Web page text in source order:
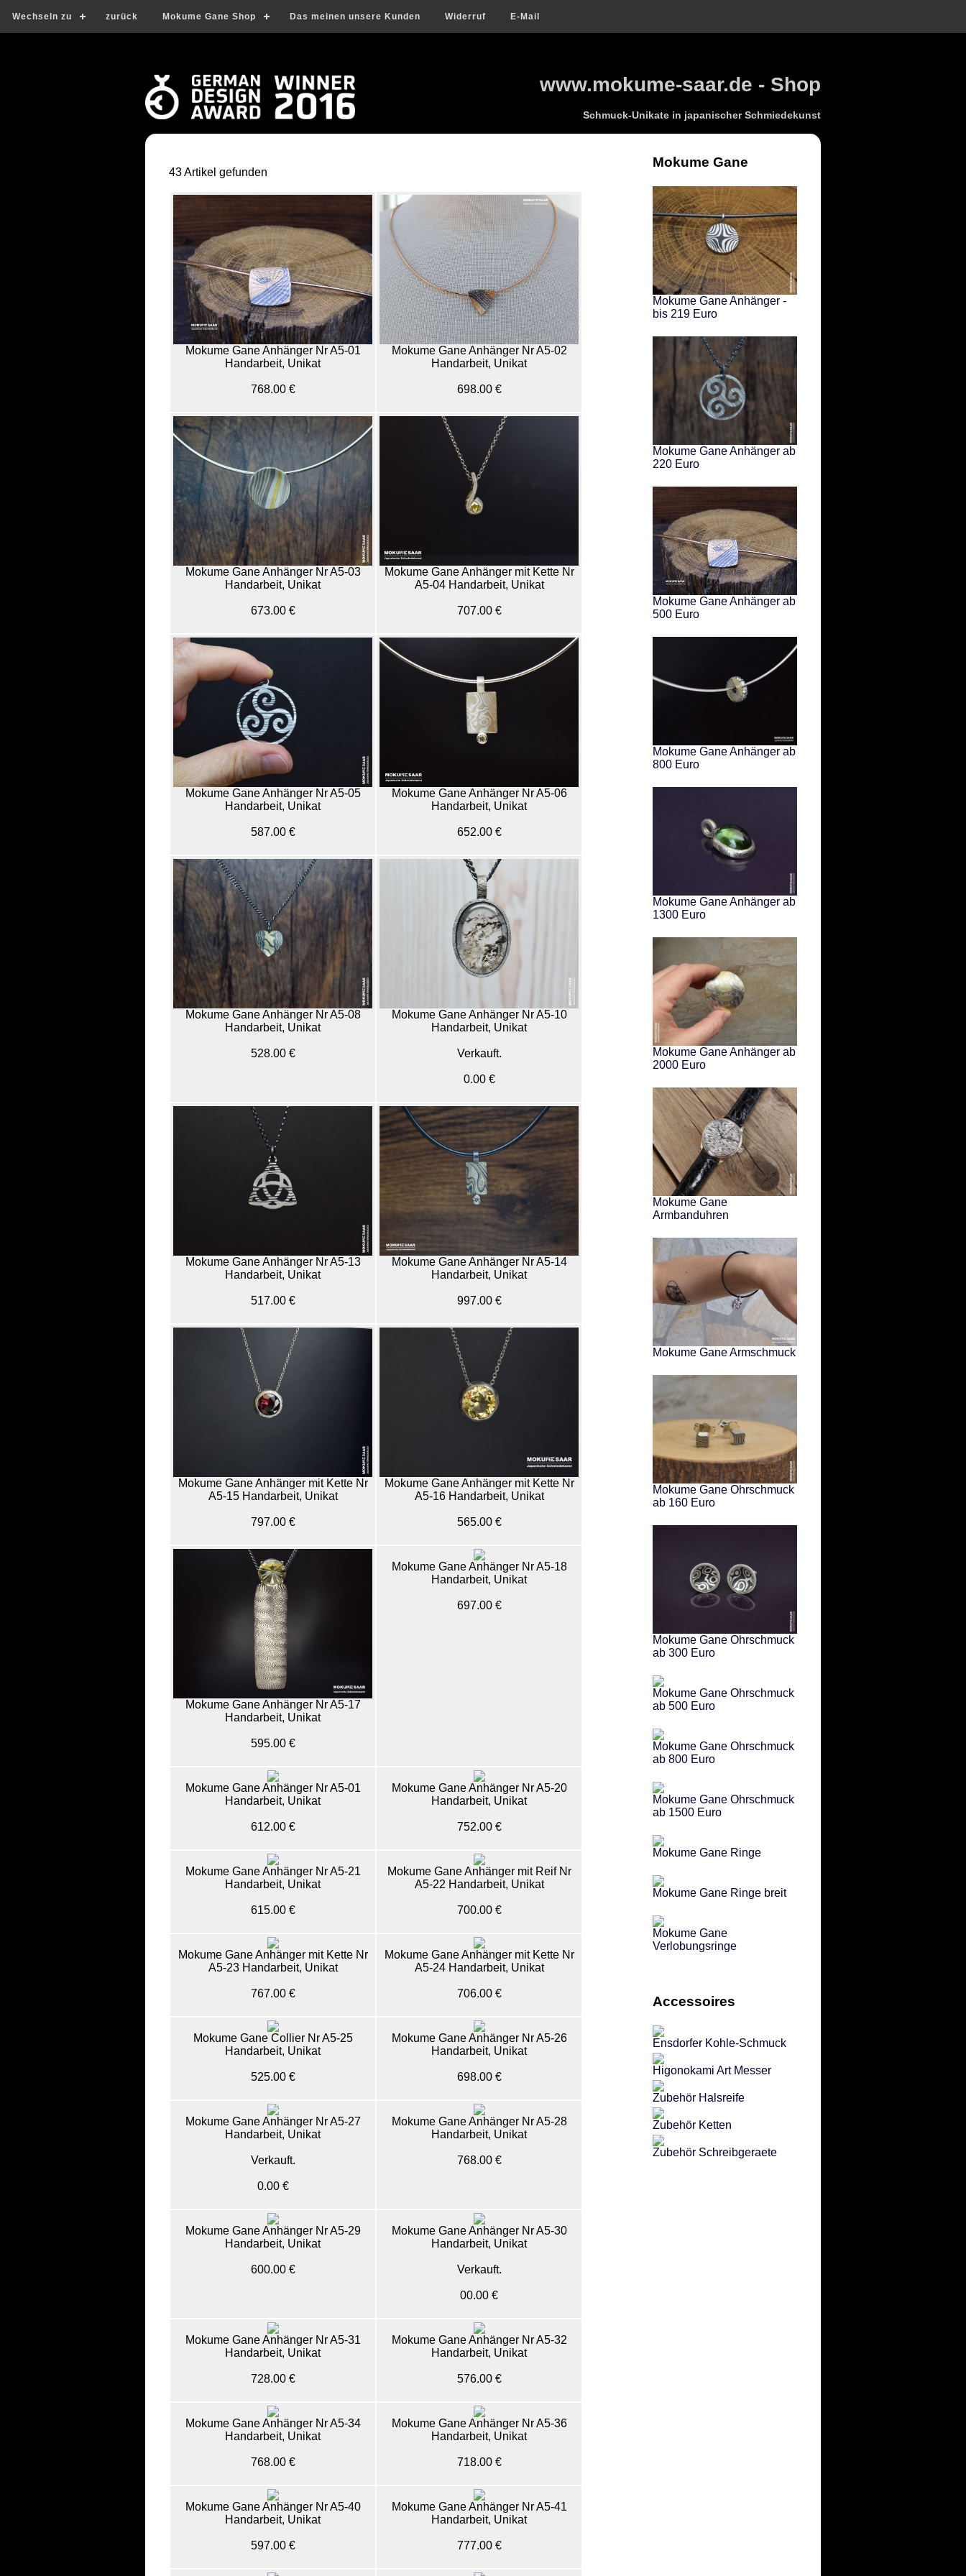
Wechseln zu zurück Mokume Gane Shop Das meinen unsere Kunden Widerruf E-Mail
www.mokume-saar.de - Shop
Schmuck-Unikate in japanischer Schmiedekunst
43 Artikel gefunden
Mokume Gane Anhänger Nr A5-01
Handarbeit, Unikat
768.00 €
Mokume Gane Anhänger Nr A5-02
Handarbeit, Unikat
698.00 €
Mokume Gane Anhänger Nr A5-03
Handarbeit, Unikat
673.00 €
Mokume Gane Anhänger mit Kette Nr
A5-04 Handarbeit, Unikat
707.00 €
Mokume Gane Anhänger Nr A5-05
Handarbeit, Unikat
587.00 €
Mokume Gane Anhänger Nr A5-06
Handarbeit, Unikat
652.00 €
Mokume Gane Anhänger Nr A5-08
Handarbeit, Unikat
528.00 €
Mokume Gane Anhänger Nr A5-10
Handarbeit, Unikat
Verkauft.
0.00 €
Mokume Gane Anhänger Nr A5-13
Handarbeit, Unikat
517.00 €
Mokume Gane Anhänger Nr A5-14
Handarbeit, Unikat
997.00 €
Mokume Gane Anhänger mit Kette Nr
A5-15 Handarbeit, Unikat
797.00 €
Mokume Gane Anhänger mit Kette Nr
A5-16 Handarbeit, Unikat
565.00 €
Mokume Gane Anhänger Nr A5-17
Handarbeit, Unikat
595.00 €
Mokume Gane Anhänger Nr A5-18
Handarbeit, Unikat
697.00 €
Mokume Gane Anhänger Nr A5-01
Handarbeit, Unikat
612.00 €
Mokume Gane Anhänger Nr A5-20
Handarbeit, Unikat
752.00 €
Mokume Gane Anhänger Nr A5-21
Handarbeit, Unikat
615.00 €
Mokume Gane Anhänger mit Reif Nr
A5-22 Handarbeit, Unikat
700.00 €
Mokume Gane Anhänger mit Kette Nr
A5-23 Handarbeit, Unikat
767.00 €
Mokume Gane Anhänger mit Kette Nr
A5-24 Handarbeit, Unikat
706.00 €
Mokume Gane Collier Nr A5-25
Handarbeit, Unikat
525.00 €
Mokume Gane Anhänger Nr A5-26
Handarbeit, Unikat
698.00 €
Mokume Gane Anhänger Nr A5-27
Handarbeit, Unikat
Verkauft.
0.00 €
Mokume Gane Anhänger Nr A5-28
Handarbeit, Unikat
768.00 €
Mokume Gane Anhänger Nr A5-29
Handarbeit, Unikat
600.00 €
Mokume Gane Anhänger Nr A5-30
Handarbeit, Unikat
Verkauft.
00.00 €
Mokume Gane Anhänger Nr A5-31
Handarbeit, Unikat
728.00 €
Mokume Gane Anhänger Nr A5-32
Handarbeit, Unikat
576.00 €
Mokume Gane Anhänger Nr A5-34
Handarbeit, Unikat
768.00 €
Mokume Gane Anhänger Nr A5-36
Handarbeit, Unikat
718.00 €
Mokume Gane Anhänger Nr A5-40
Handarbeit, Unikat
597.00 €
Mokume Gane Anhänger Nr A5-41
Handarbeit, Unikat
777.00 €
Mokume Gane
Mokume Gane Anhänger -
bis 219 Euro
Mokume Gane Anhänger ab
220 Euro
Mokume Gane Anhänger ab
500 Euro
Mokume Gane Anhänger ab
800 Euro
Mokume Gane Anhänger ab
1300 Euro
Mokume Gane Anhänger ab
2000 Euro
Mokume Gane
Armbanduhren
Mokume Gane Armschmuck
Mokume Gane Ohrschmuck
ab 160 Euro
Mokume Gane Ohrschmuck
ab 300 Euro
Mokume Gane Ohrschmuck
ab 500 Euro
Mokume Gane Ohrschmuck
ab 800 Euro
Mokume Gane Ohrschmuck
ab 1500 Euro
Mokume Gane Ringe
Mokume Gane Ringe breit
Mokume Gane
Verlobungsringe
Accessoires
Ensdorfer Kohle-Schmuck
Higonokami Art Messer
Zubehör Halsreife
Zubehör Ketten
Zubehör Schreibgeraete